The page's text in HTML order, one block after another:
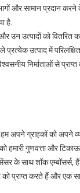
और सामान प्रदान
है.
और उन उत्पादों को
प्रत्येक उत्पाद में
निर्माताओं से
अपने ग्राहकों को अपने
हमारी गुणवत्ता और
के साथ शॉक
प्राप्त करते हैं और एक